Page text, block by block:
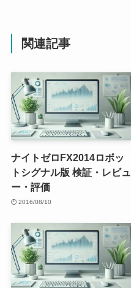
関連記事
ナイトゼロFX2014ロボッ
トシグナル版 検証・レビュ
ー・評価
2016/08/10